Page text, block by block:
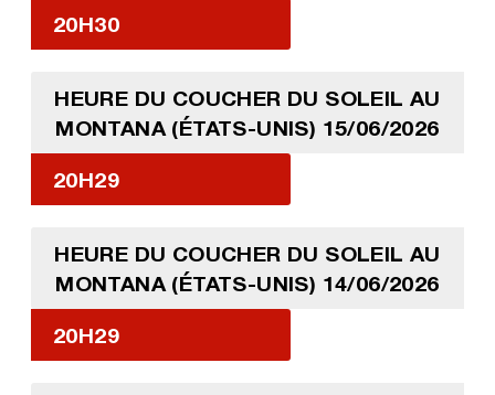
20H30
HEURE DU COUCHER DU SOLEIL AU
MONTANA (ÉTATS-UNIS) 15/06/2026
20H29
HEURE DU COUCHER DU SOLEIL AU
MONTANA (ÉTATS-UNIS) 14/06/2026
20H29